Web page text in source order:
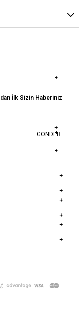
İlk Sizin Haberiniz
GÖNDER